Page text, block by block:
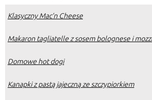
Klasyczny Mac’n Cheese
Makaron tagliatelle z sosem bolognese i
Domowe hot dogi
Kanapki z pastą jajeczną ze szczypiorkiem